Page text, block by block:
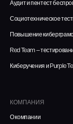
Аудит и пентест
Социотехническое
Повышение
Red Team —
Киберучения и Purple
КОМПАНИЯ
О компании